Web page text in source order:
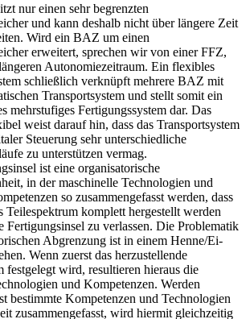
nur einen sehr begrenzten
und kann deshalb nicht über längere Zeit
Wird ein BAZ um einen
erweitert, sprechen wir von einer FFZ,
Autonomiezeitraum. Ein flexibles
schließlich verknüpft mehrere BAZ mit
Transportsystem und stellt somit ein
mehrstufiges Fertigungssystem dar. Das
weist darauf hin, dass das Transportsystem
Steuerung sehr unterschiedliche
zu unterstützen vermag.
ist eine organisatorische
in der maschinelle Technologien und
so zusammengefasst werden, dass
Teilespektrum komplett hergestellt werden
Fertigungsinsel zu verlassen. Die Problematik
Abgrenzung ist in einem Henne/Ei-
Wenn zuerst das herzustellende
festgelegt wird, resultieren hieraus die
und Kompetenzen. Werden
bestimmte Kompetenzen und Technologien
zusammengefasst, wird hiermit gleichzeitig